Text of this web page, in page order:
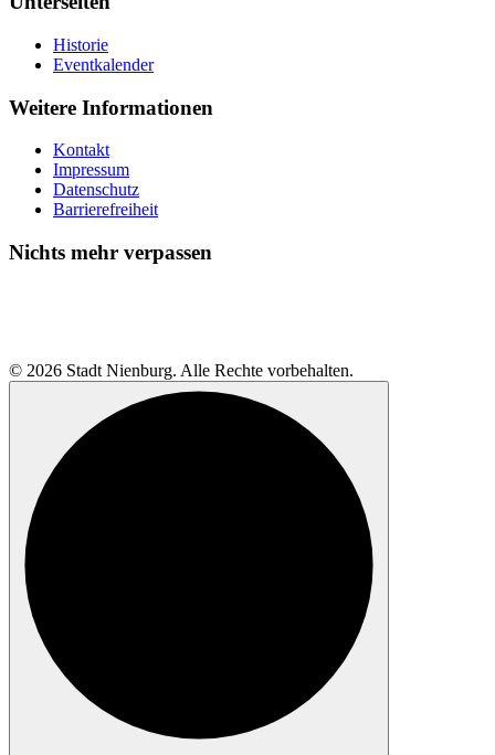
Historie
Eventkalender
Weitere Informationen
Kontakt
Impressum
Datenschutz
Barrierefreiheit
Nichts mehr verpassen
© 2026 Stadt Nienburg. Alle Rechte vorbehalten.